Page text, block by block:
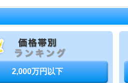
2,000万円以下